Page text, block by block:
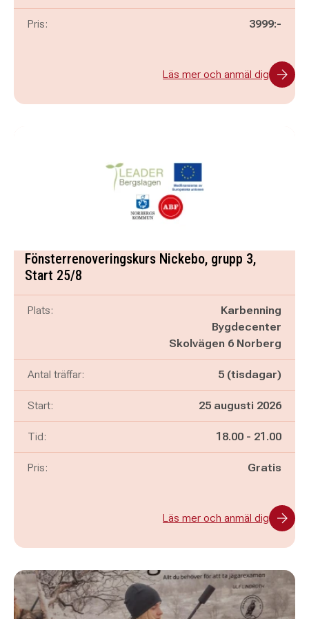
Pris: 3999:-
Läs mer och anmäl dig
Fönsterrenoveringskurs Nickebo, grupp 3,
Start 25/8
Plats:
Karbenning
Bygdecenter
Skolvägen 6 Norberg
Antal träffar: 5 (tisdagar)
Start: 25 augusti 2026
Tid: Pågår mellan
18.00 - och
21.00
Pris: Gratis
Läs mer och anmäl dig